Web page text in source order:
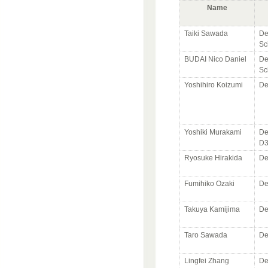
Name
Taiki Sawada
BUDAI Nico Daniel
Yoshihiro Koizumi
Yoshiki Murakami
D3
Ryosuke Hirakida
Fumihiko Ozaki
Takuya Kamijima
Taro Sawada
Lingfei Zhang